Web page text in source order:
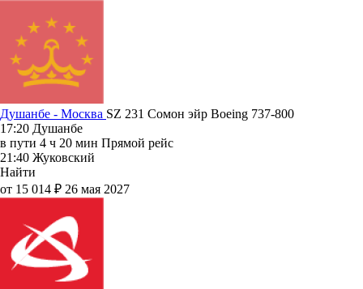
Душанбе - Москва SZ 231 Сомон эйр Boeing 737-800
17:20 Душанбе
в пути 4 ч 20 мин Прямой рейс
21:40 Жуковский
Найти
от 15 014 ₽ 26 мая 2027